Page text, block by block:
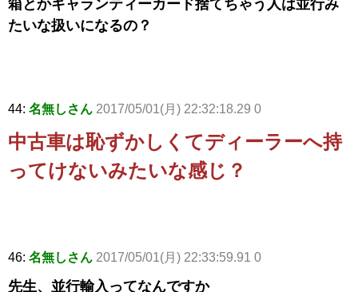
箱とかギャランティーカード捨てちゃう人は並行み
たいな扱いになるの？
44: 名無しさん 2017/05/01(月) 22:32:18.29 0
中古車は恥ずかしくてディーラーへ持
ってけないみたいな感じ？
46: 名無しさん 2017/05/01(月) 22:33:59.91 0
先生、並行輸入ってなんですか